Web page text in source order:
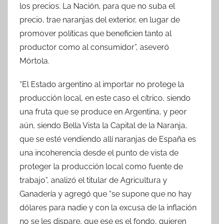
los precios. La Nación, para que no suba el
precio, trae naranjas del exterior, en lugar de
promover políticas que beneficien tanto al
productor como al consumidor”, aseveró
Mórtola.
“El Estado argentino al importar no protege la
producción local, en este caso el cítrico, siendo
una fruta que se produce en Argentina, y peor
aún, siendo Bella Vista la Capital de la Naranja,
que se esté vendiendo allí naranjas de España es
una incoherencia desde el punto de vista de
proteger la producción local como fuente de
trabajo”, analizó el titular de Agricultura y
Ganadería y agregó que “se supone que no hay
dólares para nadie y con la excusa de la inflación
no se les dispare, que ese es el fondo, quieren